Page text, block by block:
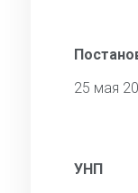
25 мая
УНП